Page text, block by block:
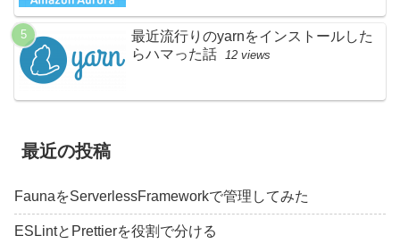
最近流行りのyarnをインストールした
らハマった話
12 views
最近の投稿
FaunaをServerlessFrameworkで管理してみた
ESLintとPrettierを役割で分ける